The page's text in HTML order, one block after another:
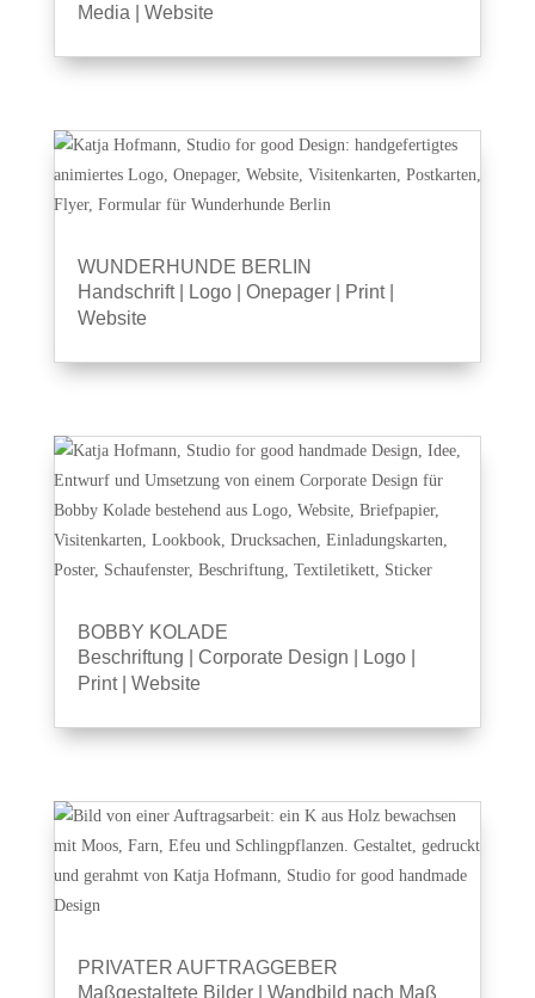
Media
Website
WUNDERHUNDE BERLIN
Handschrift| Logo| Onepager| Print|
Website
BOBBY KOLADE
Beschriftung
Corporate Design Logo|
Print| Website
PRIVATER AUFTRAGGEBER
Maßgestaltete Bilder| Wandbild nach Maß